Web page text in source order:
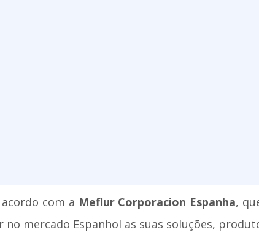
com a Meflur Corporacion Espanha,
mercado Espanhol as suas soluções,